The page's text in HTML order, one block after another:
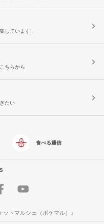
しています!
ちらから
たい
食べる通信
トマルシェ（ポケマル）』